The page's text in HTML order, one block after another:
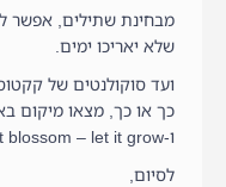
מבחינת שתילים, אפשר
שלא יאריכו ימים.
ועד סוקולנטים של
כך או כך, מצאו מיקום
ו-Let it blossom – let it grow.
לסיום,